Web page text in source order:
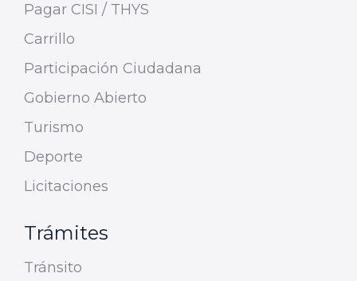
Pagar CISI / THYS
Carrillo
Participación Ciudadana
Gobierno Abierto
Turismo
Deporte
Licitaciones
Trámites
Tránsito